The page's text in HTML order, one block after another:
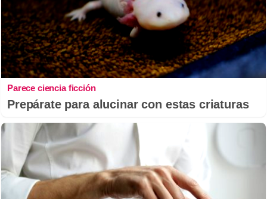
Parece ciencia ficción
Prepárate para alucinar con estas criaturas